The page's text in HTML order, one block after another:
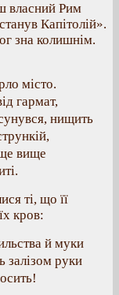
власний Рим
Капітолій».
зна колишнім.
місто.
гармат,
нищить
вище
ті, що її
кров:
й муки
залізом руки